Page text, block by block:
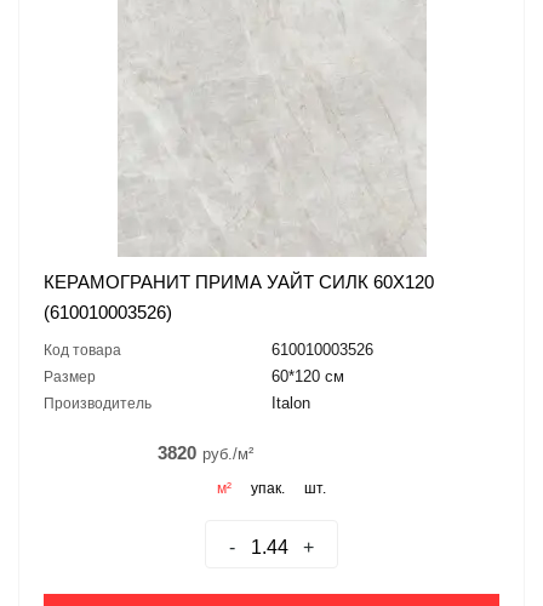
КЕРАМОГРАНИТ ПРИМА УАЙТ СИЛК 60X120
(610010003526)
Код товара 610010003526
Размер 60*120 см
Производитель Italon
3820 руб./м²
м² упак. шт.
- +